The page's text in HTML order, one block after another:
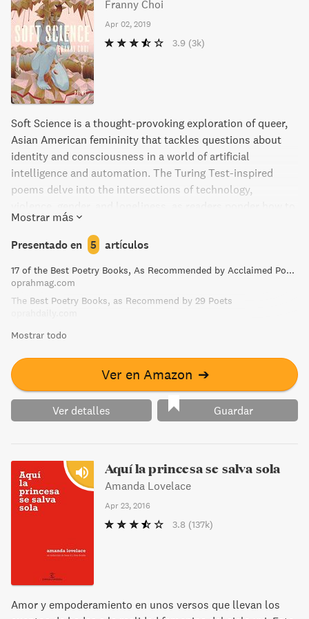
Franny Choi
Apr 02, 2019
3.9 (3k)
Soft Science is a thought-provoking exploration of queer,
Asian American femininity that tackles questions about
identity and consciousness in a world of artificial
intelligence and automation. The Turing Test-inspired
poems delve into the intersections of technology,
remain tender and feeling in the face of a violent world.
Mostrar más
Presentado en 5 artículos
17 of the Best Poetry Books, As Recommended by Acclaimed Poets
oprahmag.com
The Best Poetry Books, as Recommend by 29 Poets
Mostrar todo
Ver en Amazon ➔
Ver detalles Guardar
Aquí la princesa se salva sola
Amanda Lovelace
Apr 23, 2016
3.8 (137k)
Amor y empoderamiento en unos versos que llevan los